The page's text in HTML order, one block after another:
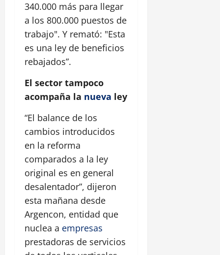
340.000 más para llegar
a los 800.000 puestos de
trabajo". Y remató: "Esta
es una ley de beneficios
rebajados”.
El sector tampoco
acompaña la nueva ley
“El balance de los
cambios introducidos
en la reforma
comparados a la ley
original es en general
desalentador”, dijeron
esta mañana desde
Argencon, entidad que
nuclea a empresas
prestadoras de servicios